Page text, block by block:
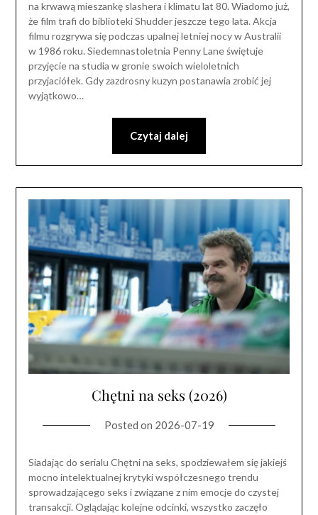
na krwawą mieszankę slashera i klimatu lat 80. Wiadomo już,
że film trafi do biblioteki Shudder jeszcze tego lata. Akcja
filmu rozgrywa się podczas upalnej letniej nocy w Australii
w 1986 roku. Siedemnastoletnia Penny Lane świętuje
przyjęcie na studia w gronie swoich wieloletnich
przyjaciółek. Gdy zazdrosny kuzyn postanawia zrobić jej
wyjątkowo…
Czytaj dalej
Chętni na seks (2026)
Posted on 2026-07-19
Siadając do serialu Chętni na seks, spodziewałem się jakiejś
mocno intelektualnej krytyki współczesnego trendu
sprowadzającego seks i związane z nim emocje do czystej
transakcji. Oglądając kolejne odcinki, wszystko zaczęło